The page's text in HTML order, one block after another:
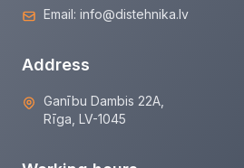
Email: info@distehnika.lv
Address
Ganību Dambis 22A,
Rīga, LV-1045